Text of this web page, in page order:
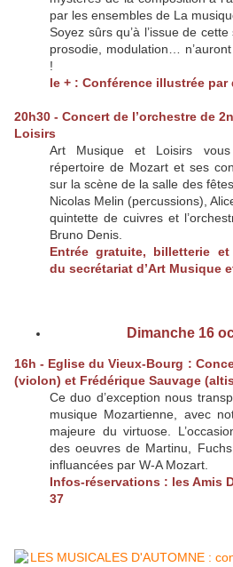
par les ensembles de La
Soyez sûrs qu’à l’issue de
prosodie, modulation…
!
le + : Conférence illustrée
20h30 - Concert de l’orchestre de
Loisirs
Art Musique et Loisirs
répertoire de Mozart et ses
sur la scène de la salle des
Nicolas Melin (percussions),
quintette de cuivres et
Bruno Denis.
Entrée gratuite, billetterie et
du secrétariat d’Art Musique
Dimanche 16
16h - Eglise du Vieux-Bourg :
(violon) et Frédérique Sauvage
Ce duo d’exception nous
musique Mozartienne, avec
majeure du virtuose.
des oeuvres de Martinu,
influancées par W-A Mozart.
Infos-réservations : les Amis
37